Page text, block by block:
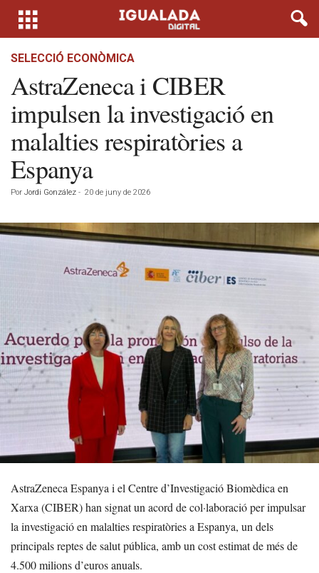
SELECCIÓ ECONÒMICA
AstraZeneca i CIBER
impulsen la investigació en
malalties respiratòries a
Espanya
Por Jordi González - 20 de juny de 2026
AstraZeneca Espanya i el Centre d’Investigació Biomèdica en
Xarxa (CIBER) han signat un acord de col·laboració per impulsar
la investigació en malalties respiratòries a Espanya, un dels
principals reptes de salut pública, amb un cost estimat de més de
4.500 milions d’euros anuals.